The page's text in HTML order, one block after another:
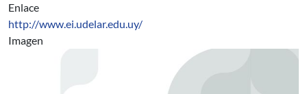
Enlace
http://www.ei.udelar.edu.uy/
Imagen